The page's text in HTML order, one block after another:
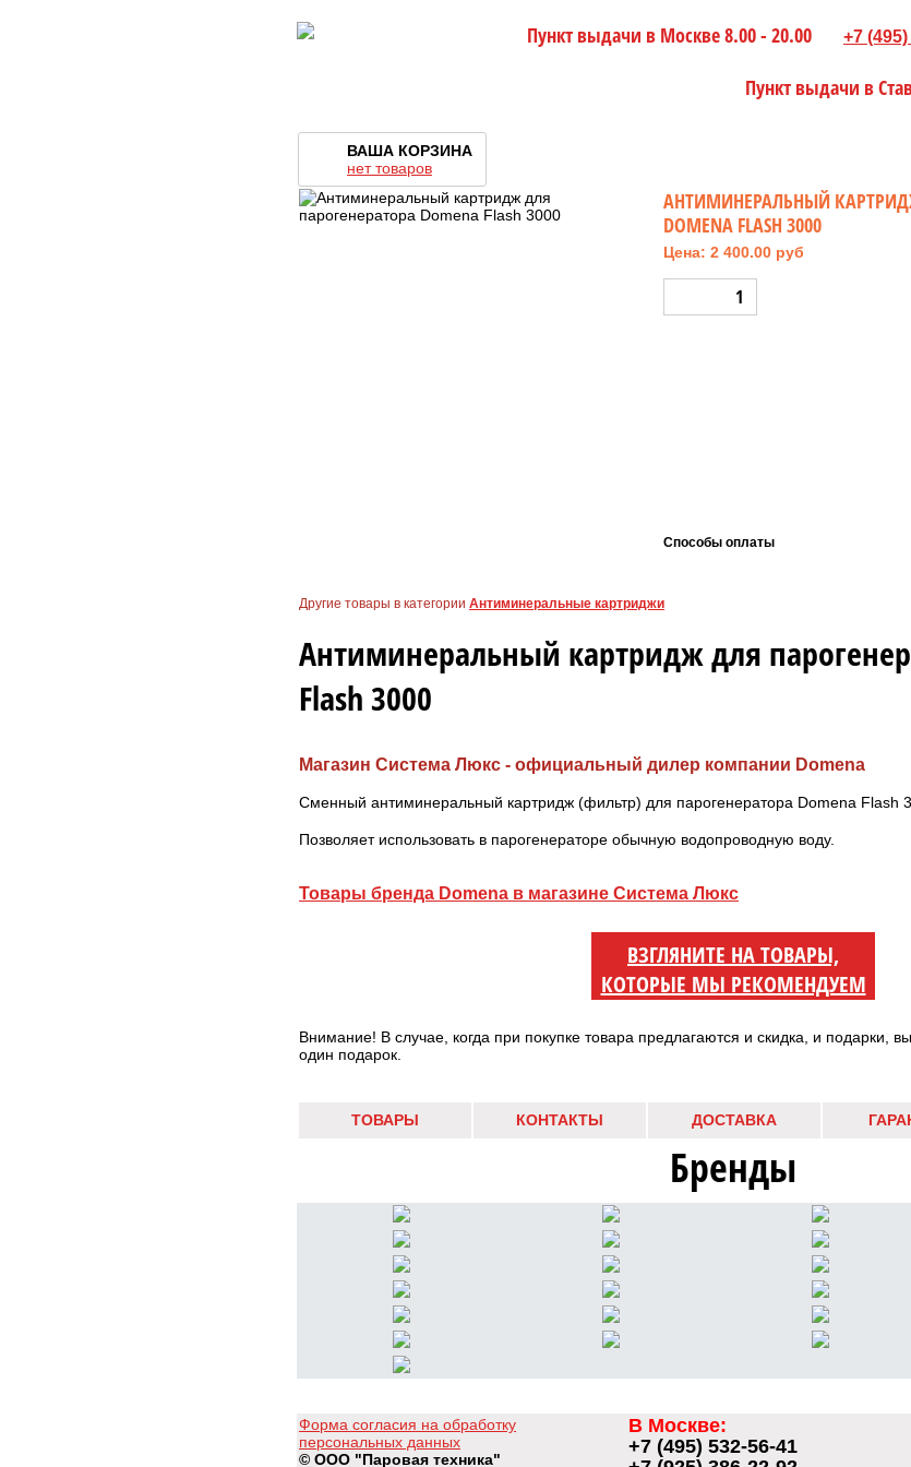
Пункт выдачи в Москве 8.00 - 20.00 +7
Пункт выдачи в
ВАША КОРЗИНА
нет товаров
АНТИМИНЕРАЛЬНЫЙ
DOMENA FLASH 3000
Цена: 2 400.00 руб
Способы оплаты
Другие товары в категории Антиминеральные картриджи
Антиминеральный картридж для
Flash 3000
Магазин Система Люкс - официальный дилер компании Domena
Сменный антиминеральный картридж (фильтр) для парогенератора Domena Flash
Позволяет использовать в парогенераторе обычную водопроводную воду.
Товары бренда Domena в магазине Система Люкс
ВЗГЛЯНИТЕ НА ТОВАРЫ,
КОТОРЫЕ МЫ РЕКОМЕНДУЕМ
Внимание! В случае, когда при покупке товара предлагаются и скидка, и подарки,
один подарок.
ТОВАРЫ КОНТАКТЫ ДОСТАВКА
Бренды
Форма согласия на обработку
персональных данных
© ООО "Паровая техника"
В Москве:
+7 (495) 532-56-41